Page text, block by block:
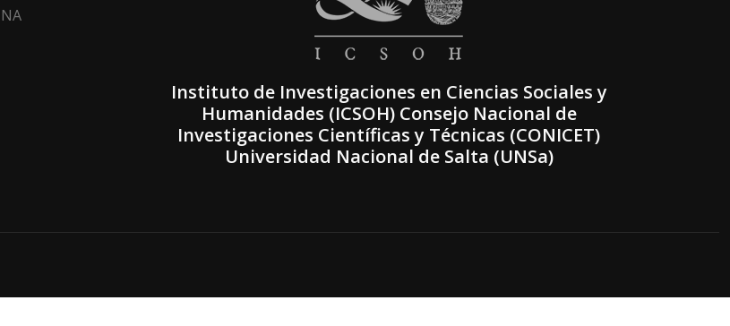
Instituto de Investigaciones en Ciencias Sociales y
Humanidades (ICSOH) Consejo Nacional de
Investigaciones Científicas y Técnicas (CONICET)
Universidad Nacional de Salta (UNSa)